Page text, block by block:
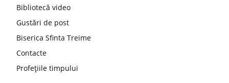
Bibliotecă video
Gustări de post
Biserica Sfinta Treime
Contacte
Profețiile timpului